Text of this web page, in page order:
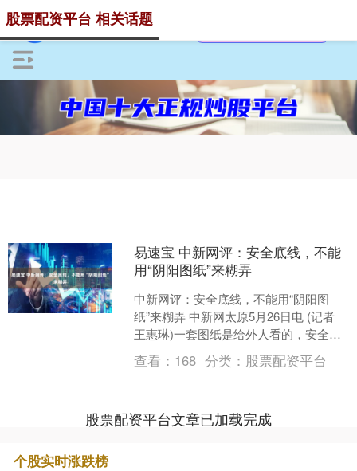
股票配资平台 相关话题
易速宝 中新网评：安全底线，不能
用“阴阳图纸”来糊弄
中新网评：安全底线，不能用“阴阳图
纸”来糊弄 中新网太原5月26日电 (记者
王惠琳)一套图纸是给外人看的，安全合
规；另一套是给矿工用的，隐藏着不见
天日的致命危....
查看： 168 分类： 股票配资平台
股票配资平台文章已加载完成
个股实时涨跌榜